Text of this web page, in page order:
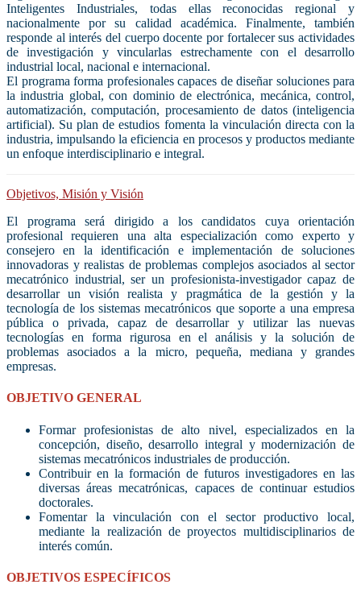
Inteligentes Industriales, todas ellas reconocidas regional y
nacionalmente por su calidad académica. Finalmente, también
responde al interés del cuerpo docente por fortalecer sus actividades
de investigación y vincularlas estrechamente con el desarrollo
industrial local, nacional e internacional.
El programa forma profesionales capaces de diseñar soluciones para
la industria global, con dominio de electrónica, mecánica, control,
automatización, computación, procesamiento de datos (inteligencia
artificial). Su plan de estudios fomenta la vinculación directa con la
industria, impulsando la eficiencia en procesos y productos mediante
un enfoque interdisciplinario e integral.
Objetivos, Misión y Visión
El programa será dirigido a los candidatos cuya orientación
profesional requieren una alta especialización como experto y
consejero en la identificación e implementación de soluciones
innovadoras y realistas de problemas complejos asociados al sector
mecatrónico industrial, ser un profesionista-investigador capaz de
desarrollar un visión realista y pragmática de la gestión y la
tecnología de los sistemas mecatrónicos que soporte a una empresa
pública o privada, capaz de desarrollar y utilizar las nuevas
tecnologías en forma rigurosa en el análisis y la solución de
problemas asociados a la micro, pequeña, mediana y grandes
empresas.
OBJETIVO GENERAL
Formar profesionistas de alto nivel, especializados en la
concepción, diseño, desarrollo integral y modernización de
sistemas mecatrónicos industriales de producción.
Contribuir en la formación de futuros investigadores en las
diversas áreas mecatrónicas, capaces de continuar estudios
doctorales.
Fomentar la vinculación con el sector productivo local,
mediante la realización de proyectos multidisciplinarios de
interés común.
OBJETIVOS ESPECÍFICOS